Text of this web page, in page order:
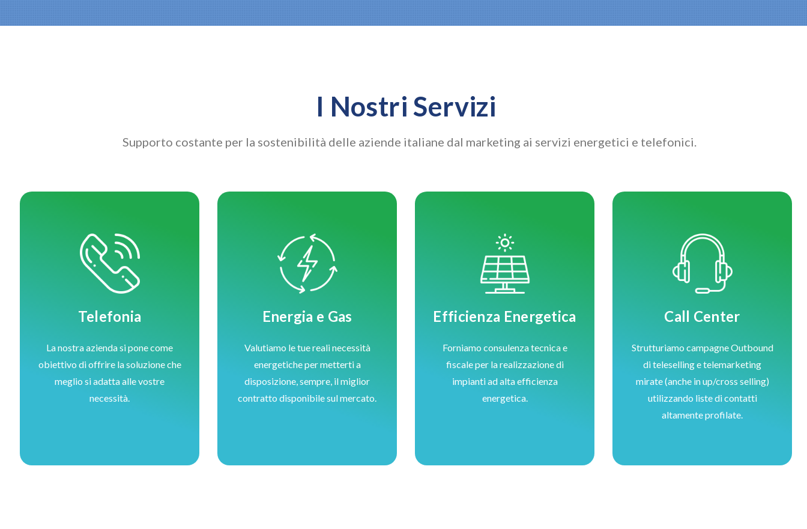
I Nostri Servizi
Supporto costante per la sostenibilità delle aziende italiane dal marketing ai servizi energetici e telefonici.
Telefonia
La nostra azienda si pone come
obiettivo di offrire la soluzione che
meglio si adatta alle vostre
necessità.
Energia e Gas
Valutiamo le tue reali necessità
energetiche per metterti a
disposizione, sempre, il miglior
contratto disponibile sul mercato.
Efficienza Energetica
Forniamo consulenza tecnica e
fiscale per la realizzazione di
impianti ad alta efficienza
energetica.
Call Center
Strutturiamo campagne Outbound
di teleselling e telemarketing
mirate (anche in up/cross selling)
utilizzando liste di contatti
altamente profilate.